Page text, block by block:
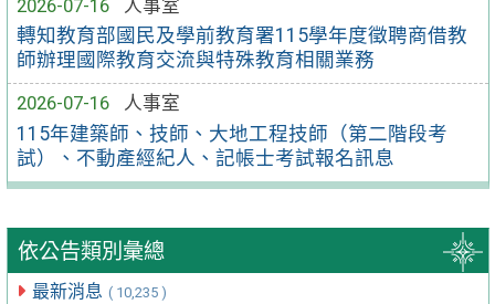
2026-07-16
人事室
轉知教育部國民及學前教育署115學年度徵聘商借教
師辦理國際教育交流與特殊教育相關業務
2026-07-16
人事室
115年建築師、技師、大地工程技師（第二階段考
試）、不動產經紀人、記帳士考試報名訊息
依公告類別彙總
最新消息 ( 10,235 )